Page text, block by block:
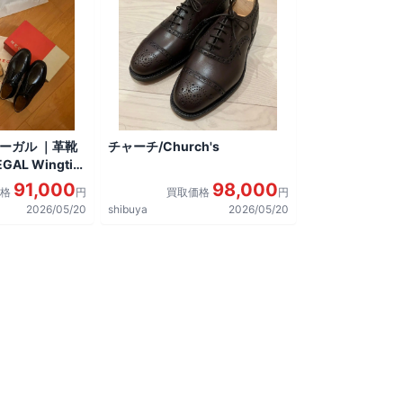
ガル ｜革靴
Wingtip
した。
91,000円
2026/05/20
チャーチ/Church's
買取価格 98,000円
shibuya
2026/05/20